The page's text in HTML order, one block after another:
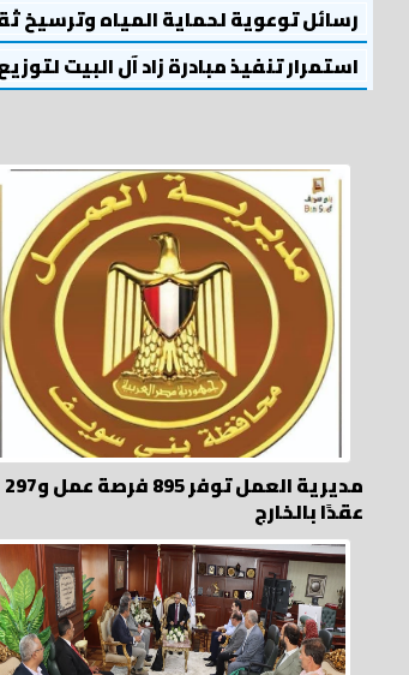
رسائل توعوية لحماية المياه وترسيخ
استمرار تنفيذ مبادرة زاد آل البيت
مديرية العمل توفر 895 فرصة عمل و297
عقدًا بالخارج